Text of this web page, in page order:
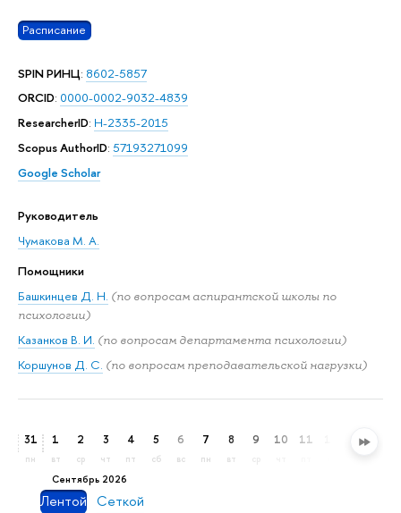
Расписание
SPIN РИНЦ: 8602-5857
ORCID: 0000-0002-9032-4839
ResearcherID: H-2335-2015
Scopus AuthorID: 57193271099
Google Scholar
Руководитель
Чумакова М. А.
Помощники
Башкинцев Д. Н. (по вопросам аспирантской школы по
психологии)
Казанков В. И. (по вопросам департамента психологии)
Коршунов Д. С. (по вопросам преподавательской нагрузки)
31
пн
сентябрь 2026
1
вт
2
ср
3
чт
4
пт
5
сб
6
вс
7
пн
8
вт
9 10 11 13
Лентой Сеткой